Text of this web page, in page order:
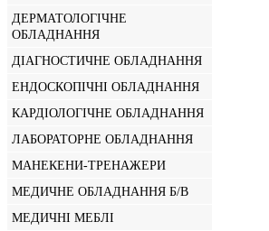
ДЕРМАТОЛОГІЧНЕ
ОБЛАДНАННЯ
ДІАГНОСТИЧНЕ ОБЛАДНАННЯ
ЕНДОСКОПІЧНІ ОБЛАДНАННЯ
КАРДІОЛОГІЧНЕ ОБЛАДНАННЯ
ЛАБОРАТОРНЕ ОБЛАДНАННЯ
МАНЕКЕНИ-ТРЕНАЖЕРИ
МЕДИЧНЕ ОБЛАДНАННЯ Б/В
МЕДИЧНІ МЕБЛІ